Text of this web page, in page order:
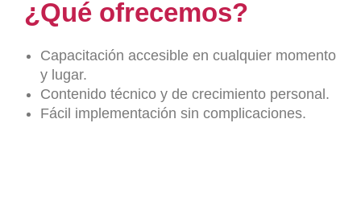
¿Qué ofrecemos?
Capacitación accesible en cualquier momento
y lugar.
Contenido técnico y de crecimiento personal.
Fácil implementación sin complicaciones.